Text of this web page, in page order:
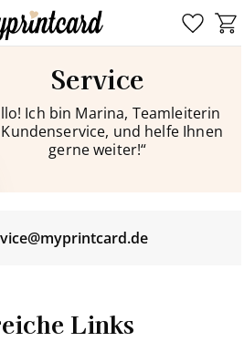
Service
Ich bin Marina, Teamleiterin
und helfe Ihnen
gerne weiter!“
Links